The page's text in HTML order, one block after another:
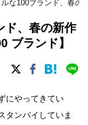
な100ブランド、春の
ド、春の新作
ブランド】
にやってきてい
タンバイしていま